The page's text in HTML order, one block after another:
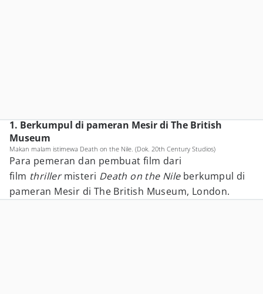
1. Berkumpul di pameran Mesir di The British
Museum
Makan malam istimewa Death on the Nile. (Dok. 20th Century Studios)
Para pemeran dan pembuat film dari
film thrillermisteri Death on the Nileberkumpul di
pameran Mesir di The British Museum, London.